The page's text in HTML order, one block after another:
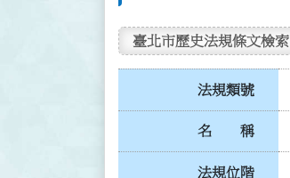
臺北市歷史法規條文檢索
法規類號
名 稱
法規位階